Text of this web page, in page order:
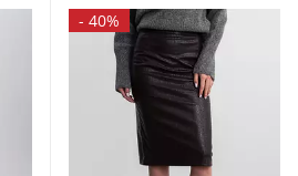
- 40%